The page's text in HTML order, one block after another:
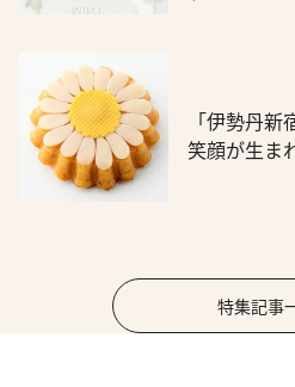
「伊勢丹
笑顔が生ま
特集記事